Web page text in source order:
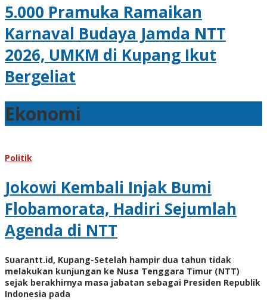
5.000 Pramuka Ramaikan
Karnaval Budaya Jamda NTT
2026, UMKM di Kupang Ikut
Bergeliat
Ekonomi
Agustus
2,
oleh
Hiro
Tu@mes
Sebar
Tweet
Ekonomi
Politik
Jokowi Kembali Injak Bumi
Flobamorata, Hadiri Sejumlah
Agenda di NTT
Suarantt.id, Kupang-Setelah hampir dua tahun tidak
melakukan kunjungan ke Nusa Tenggara Timur (NTT)
sejak berakhirnya masa jabatan sebagai Presiden Republik
Indonesia pada